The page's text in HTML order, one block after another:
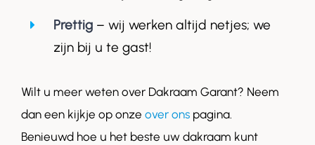
Prettig– wij werken altijd netjes; we
zijn bij u te gast!
Wilt u meer weten over Dakraam Garant? Neem
dan een kijkje op onze over ons pagina.
Benieuwd hoe u het beste uw dakraam kunt